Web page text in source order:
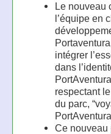
Le nouveau
l’équipe en
intégrer
dans
respectant
du parc,
Ce nouveau